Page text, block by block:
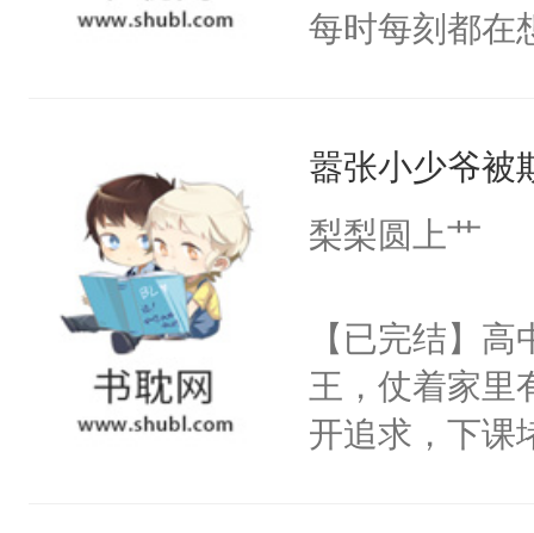
可以忍，因
公，等我们见
于，人渣
了一对一的腿
也越来越不
话，“楚辞，
辞：“？？莫
每时每刻都在
亲亲，总是会
他，毫不留情
腿给你坐！”
季阳这辈子
这辈子，只
亦承X季阳（
嚣张小少爷被
梨梨圆上艹
【已完结】
王，仗着家里
开追求，下课